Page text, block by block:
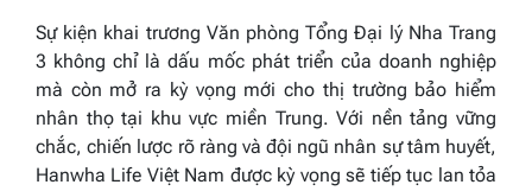
Sự kiện khai trương Văn phòng Tổng Đại lý Nha Trang
3 không chỉ là dấu mốc phát triển của doanh nghiệp
mà còn mở ra kỳ vọng mới cho thị trường bảo hiểm
nhân thọ tại khu vực miền Trung. Với nền tảng vững
chắc, chiến lược rõ ràng và đội ngũ nhân sự tâm huyết,
Hanwha Life Việt Nam được kỳ vọng sẽ tiếp tục lan tỏa